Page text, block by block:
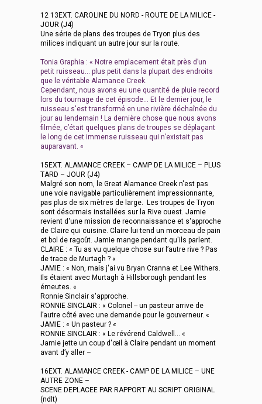
12 13EXT. CAROLINE DU NORD - ROUTE DE LA MILICE -
JOUR (J4)
Une série de plans des troupes de Tryon plus des
milices indiquant un autre jour sur la route.
Tonia Graphia : « Notre emplacement était près d’un
petit ruisseau… plus petit dans la plupart des endroits
que le véritable Alamance Creek.
Cependant, nous avons eu une quantité de pluie record
lors du tournage de cet épisode… Et le dernier jour, le
ruisseau s'est transformé en une rivière déchaînée du
jour au lendemain ! La dernière chose que nous avons
filmée, c’était quelques plans de troupes se déplaçant
le long de cet immense ruisseau qui n’existait pas
auparavant. «
15EXT. ALAMANCE CREEK – CAMP DE LA MILICE – PLUS
TARD – JOUR (J4)
Malgré son nom, le Great Alamance Creek n'est pas
une voie navigable particulièrement impressionnante,
pas plus de six mètres de large. Les troupes de Tryon
sont désormais installées sur la Rive ouest. Jamie
revient d'une mission de reconnaissance et s'approche
de Claire qui cuisine. Claire lui tend un morceau de pain
et bol de ragoût. Jamie mange pendant qu'ils parlent.
CLAIRE : « Tu as vu quelque chose sur l’autre rive ? Pas
de trace de Murtagh ? «
JAMIE : « Non, mais j'ai vu Bryan Cranna et Lee Withers.
Ils étaient avec Murtagh à Hillsborough pendant les
émeutes. «
Ronnie Sinclair s'approche.
RONNIE SINCLAIR : « Colonel -- un pasteur arrive de
l’autre côté avec une demande pour le gouverneur. «
JAMIE : « Un pasteur ? «
RONNIE SINCLAIR : « Le révérend Caldwell... «
Jamie jette un coup d'œil à Claire pendant un moment
avant d’y aller –
16EXT. ALAMANCE CREEK - CAMP DE LA MILICE – UNE
AUTRE ZONE –
SCENE DEPLACEE PAR RAPPORT AU SCRIPT ORIGINAL
(ndlt)